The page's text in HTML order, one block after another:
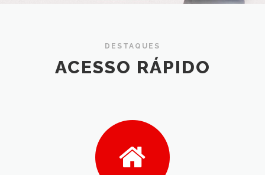
DESTAQUES
ACESSO RÁPIDO